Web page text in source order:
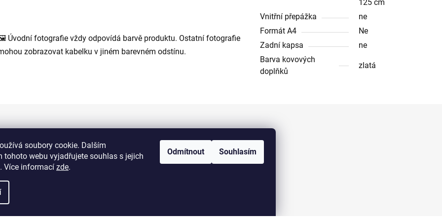
soubory cookie. Dalším
tohoto webu vyjadřujete souhlas s jejich
Více informací zde.
Odmítnout Souhlasím
Úvodní fotografie vždy odpovídá barvě produktu. Ostatní fotografie
zobrazovat kabelku v jiném barevném odstínu.
125 cm
Vnitřní přepážka
ne
Formát A4
Ne
Zadní kapsa
ne
Barva kovových
doplňků
zlatá
Informace pro vás
Kontakty
Facebook